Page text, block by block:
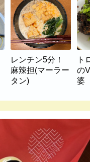
レンチン5分！
麻辣担(マーラー
タン)
ト
の
婆